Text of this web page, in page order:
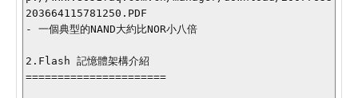
203664115781250.PDF
- 一個典型的NAND大約比NOR小八倍
2.Flash 記憶體架構介紹
======================